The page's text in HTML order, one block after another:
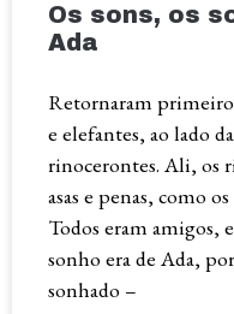
Os sons, os
Ada
Retornaram
e elefantes, ao lado
rinocerontes. Ali, os
asas e penas, como
Todos eram amigos,
sonho era de Ada,
sonhado –